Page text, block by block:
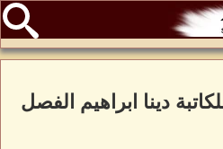
دينا ابراهيم الفصل